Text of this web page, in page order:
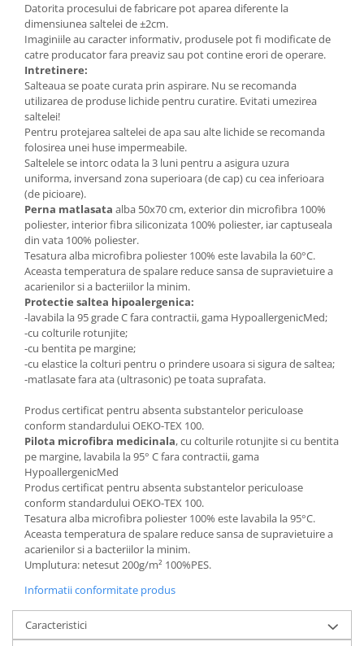
Datorita procesului de fabricare pot aparea diferente la
dimensiunea saltelei de ±2cm.
Imaginiile au caracter informativ, produsele pot fi modificate de
catre producator fara preaviz sau pot contine erori de operare.
Intretinere:
Salteaua se poate curata prin aspirare. Nu se recomanda
utilizarea de produse lichide pentru curatire. Evitati umezirea
saltelei!
Pentru protejarea saltelei de apa sau alte lichide se recomanda
folosirea unei huse impermeabile.
Saltelele se intorc odata la 3 luni pentru a asigura uzura
uniforma, inversand zona superioara (de cap) cu cea inferioara
(de picioare).
Perna matlasata alba 50x70 cm, exterior din microfibra 100%
poliester, interior fibra siliconizata 100% poliester, iar captuseala
din vata 100% poliester.
Tesatura alba microfibra poliester 100% este lavabila la 60°C.
Aceasta temperatura de spalare reduce sansa de supravietuire a
acarienilor si a bacteriilor la minim.
Protectie saltea hipoalergenica:
-lavabila la 95 grade C fara contractii, gama HypoallergenicMed;
-cu colturile rotunjite;
-cu bentita pe margine;
-cu elastice la colturi pentru o prindere usoara si sigura de saltea;
-matlasate fara ata (ultrasonic) pe toata suprafata.
Produs certificat pentru absenta substantelor periculoase
conform standardului OEKO-TEX 100.
Pilota microfibra medicinala, cu colturile rotunjite si cu bentita
pe margine, lavabila la 95° C fara contractii, gama
HypoallergenicMed
Produs certificat pentru absenta substantelor periculoase
conform standardului OEKO-TEX 100.
Tesatura alba microfibra poliester 100% este lavabila la 95°C.
Aceasta temperatura de spalare reduce sansa de supravietuire a
acarienilor si a bacteriilor la minim.
Umplutura: netesut 200g/m² 100%PES.
Informatii conformitate produs
Caracteristici